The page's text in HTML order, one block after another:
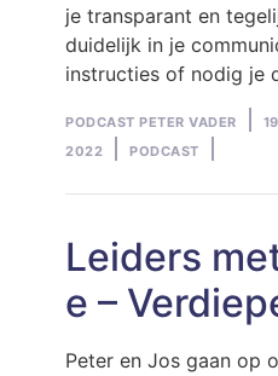
je transparant en
duidelijk in je
instructies of nodig je
Posted
by
PODCAST PETER VADER
2022
Posted
PODCAST
Leiders
e –
Peter en Jos gaan op